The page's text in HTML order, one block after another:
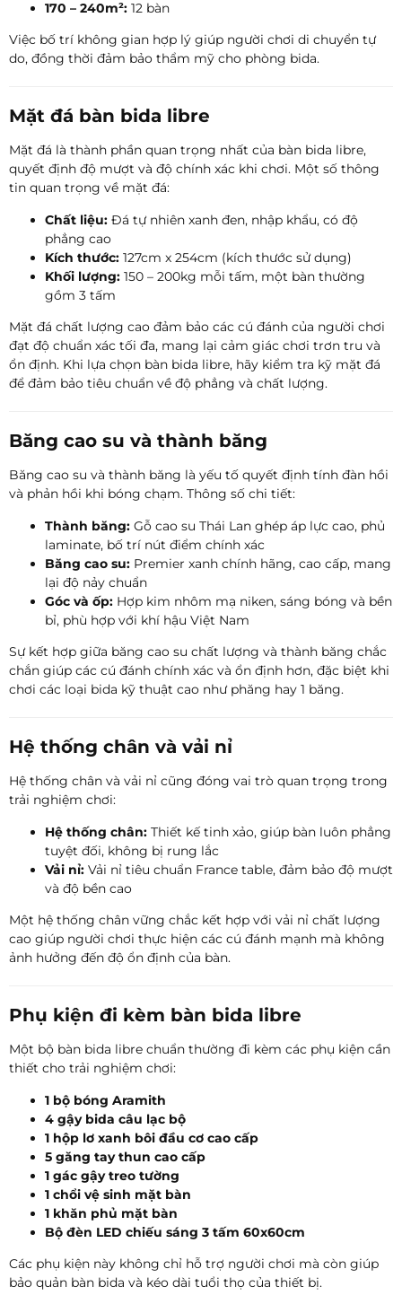
170 – 240m²: 12 bàn
Việc bố trí không gian hợp lý giúp người chơi di chuyển tự
do, đồng thời đảm bảo thẩm mỹ cho phòng bida.
Mặt đá bàn bida libre
Mặt đá là thành phần quan trọng nhất của bàn bida libre,
quyết định độ mượt và độ chính xác khi chơi. Một số thông
tin quan trọng về mặt đá:
Chất liệu: Đá tự nhiên xanh đen, nhập khẩu, có độ
phẳng cao
Kích thước: 127cm x 254cm (kích thước sử dụng)
Khối lượng: 150 – 200kg mỗi tấm, một bàn thường
gồm 3 tấm
Mặt đá chất lượng cao đảm bảo các cú đánh của người chơi
đạt độ chuẩn xác tối đa, mang lại cảm giác chơi trơn tru và
ổn định. Khi lựa chọn bàn bida libre, hãy kiểm tra kỹ mặt đá
để đảm bảo tiêu chuẩn về độ phẳng và chất lượng.
Băng cao su và thành băng
Băng cao su và thành băng là yếu tố quyết định tính đàn hồi
và phản hồi khi bóng chạm. Thông số chi tiết:
Thành băng: Gỗ cao su Thái Lan ghép áp lực cao, phủ
laminate, bố trí nút điểm chính xác
Băng cao su: Premier xanh chính hãng, cao cấp, mang
lại độ nảy chuẩn
Góc và ốp: Hợp kim nhôm mạ niken, sáng bóng và bền
bỉ, phù hợp với khí hậu Việt Nam
Sự kết hợp giữa băng cao su chất lượng và thành băng chắc
chắn giúp các cú đánh chính xác và ổn định hơn, đặc biệt khi
chơi các loại bida kỹ thuật cao như phăng hay 1 băng.
Hệ thống chân và vải nỉ
Hệ thống chân và vải nỉ cũng đóng vai trò quan trọng trong
trải nghiệm chơi:
Hệ thống chân: Thiết kế tinh xảo, giúp bàn luôn phẳng
tuyệt đối, không bị rung lắc
Vải nỉ: Vải nỉ tiêu chuẩn France table, đảm bảo độ mượt
và độ bền cao
Một hệ thống chân vững chắc kết hợp với vải nỉ chất lượng
cao giúp người chơi thực hiện các cú đánh mạnh mà không
ảnh hưởng đến độ ổn định của bàn.
Phụ kiện đi kèm bàn bida libre
Một bộ bàn bida libre chuẩn thường đi kèm các phụ kiện cần
thiết cho trải nghiệm chơi:
1 bộ bóng Aramith
4 gậy bida câu lạc bộ
1 hộp lơ xanh bôi đầu cơ cao cấp
5 găng tay thun cao cấp
1 gác gậy treo tường
1 chổi vệ sinh mặt bàn
1 khăn phủ mặt bàn
Bộ đèn LED chiếu sáng 3 tấm 60x60cm
Các phụ kiện này không chỉ hỗ trợ người chơi mà còn giúp
bảo quản bàn bida và kéo dài tuổi thọ của thiết bị.